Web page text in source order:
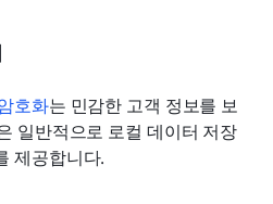
호화는 민감한 고객 정보를 보
일반적으로 로컬 데이터 저장
제공합니다.